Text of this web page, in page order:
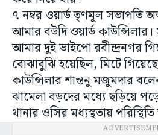
৭ নম্বর ওয়ার্ড তৃণমূল সভাপতি
আমার বউদি ওয়ার্ড
আমার দুই ভাইপো রবীন্দ্রনগর
বোঝাবুঝি হয়েছিল, মিটে
কাউন্সিলার শান্তনু মজুমদার
ঝামেলা বড়দের মধ্যে ছড়িয়ে
থানার ওসির মধ্যস্থতায়